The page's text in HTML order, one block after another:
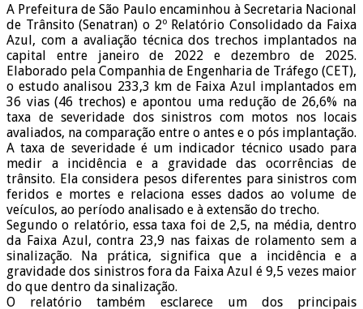
A Prefeitura de São Paulo encaminhou à Secretaria Nacional
de Trânsito (Senatran) o 2º Relatório Consolidado da Faixa
Azul, com a avaliação técnica dos trechos implantados na
capital entre janeiro de 2022 e dezembro de 2025.
Elaborado pela Companhia de Engenharia de Tráfego (CET),
o estudo analisou 233,3 km de Faixa Azul implantados em
36 vias (46 trechos) e apontou uma redução de 26,6% na
taxa de severidade dos sinistros com motos nos locais
avaliados, na comparação entre o antes e o pós implantação.
A taxa de severidade é um indicador técnico usado para
medir a incidência e a gravidade das ocorrências de
trânsito. Ela considera pesos diferentes para sinistros com
feridos e mortes e relaciona esses dados ao volume de
veículos, ao período analisado e à extensão do trecho.
Segundo o relatório, essa taxa foi de 2,5, na média, dentro
da Faixa Azul, contra 23,9 nas faixas de rolamento sem a
sinalização. Na prática, significa que a incidência e a
gravidade dos sinistros fora da Faixa Azul é 9,5 vezes maior
do que dentro da sinalização.
O relatório também esclarece um dos principais